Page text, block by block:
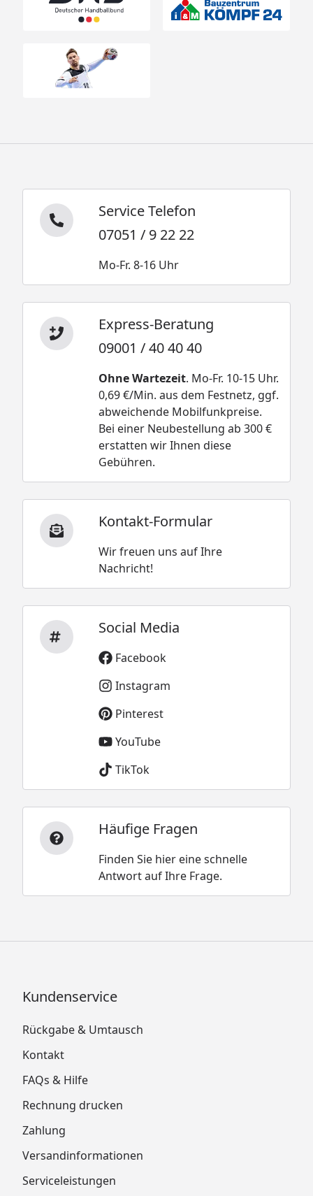
Service Telefon
07051 / 9 22 22
Mo-Fr. 8-16 Uhr
Express-Beratung
09001 / 40 40 40
Ohne Wartezeit. Mo-Fr. 10-15 Uhr.
0,69 €/Min. aus dem Festnetz, ggf.
abweichende Mobilfunkpreise.
Bei einer Neubestellung ab 300 €
erstatten wir Ihnen diese
Gebühren.
Kontakt-Formular
Wir freuen uns auf Ihre
Nachricht!
Social Media
Facebook
Instagram
Pinterest
YouTube
TikTok
Häufige Fragen
Finden Sie hier eine schnelle
Antwort auf Ihre Frage.
Kundenservice
Rückgabe & Umtausch
Kontakt
FAQs & Hilfe
Rechnung drucken
Zahlung
Versandinformationen
Serviceleistungen